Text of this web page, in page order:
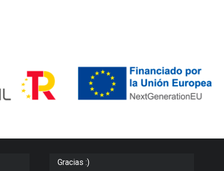
Gracias :)